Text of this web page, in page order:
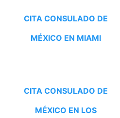
CITA CONSULADO DE
MÉXICO EN MIAMI
CITA CONSULADO DE
MÉXICO EN LOS